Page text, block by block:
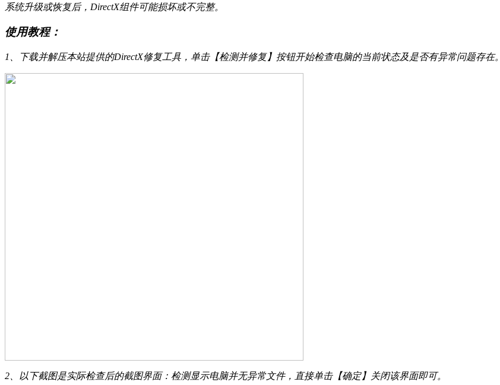
系统升级或恢复后，DirectX组件可能损坏或不完整。
使用教程：
1、下载并解压本站提供的DirectX修复工具，单击【检测并修复】按钮开始检查电脑的当前状态及是否有异常问题存在。
2、以下截图是实际检查后的截图界面：检测显示电脑并无异常文件，直接单击【确定】关闭该界面即可。